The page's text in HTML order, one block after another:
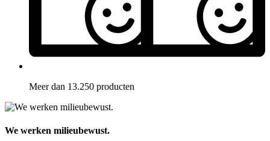
Meer dan 13.250 producten
We werken milieubewust.